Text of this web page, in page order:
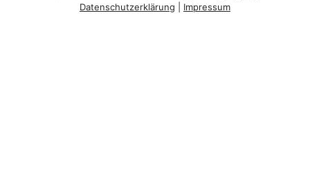
Datenschutzerklärung
Impressum